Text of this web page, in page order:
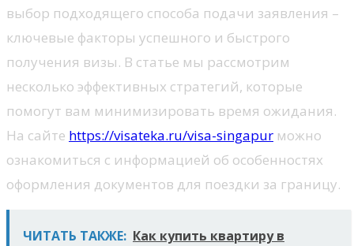
выбор подходящего способа подачи заявления –
ключевые факторы успешного и быстрого
получения визы. В статье мы рассмотрим
несколько эффективных стратегий, которые
помогут вам минимизировать время ожидания.
На сайте https://visateka.ru/visa-singapur можно
ознакомиться с информацией об особенностях
оформления документов для поездки за границу.
ЧИТАТЬ ТАКЖЕ: Как купить квартиру в